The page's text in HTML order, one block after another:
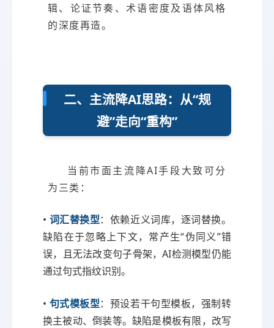
辑、论证节奏、术语密度及语体风格
的深度再造。
二、主流降AI思路：从“规
避”走向“重构”
当前市面主流降AI手段大致可分
为三类：
• 词汇替换型：依赖近义词库，逐词替换。
缺陷在于忽略上下文，常产生“伪同义”错
误，且无法改变句子骨架，AI检测模型仍能
通过句式指纹识别。
• 句式模板型：预设若干句型模板，强制转
换主被动、倒装等。缺陷是模板有限，改写